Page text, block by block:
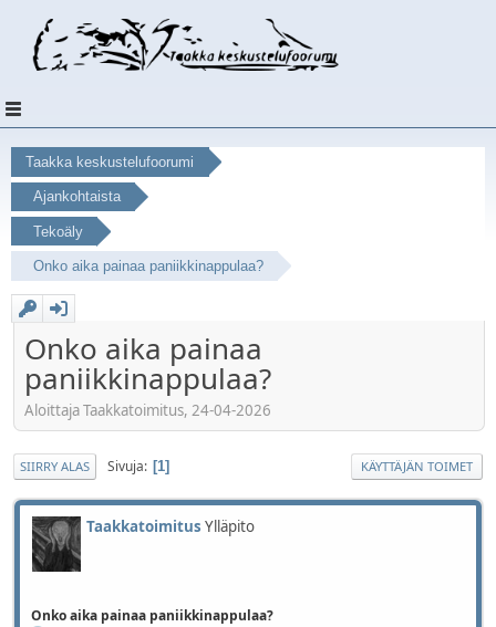
Taakka keskustelufoorumi
Ajankohtaista
Tekoäly
Onko aika painaa paniikkinappulaa?
Onko aika painaa
paniikkinappulaa?
Aloittaja Taakkatoimitus, 24-04-2026
SIIRRY ALAS Sivuja 1 KÄYTTÄJÄN TOIMET
Taakkatoimitus Ylläpito
Onko aika painaa paniikkinappulaa?